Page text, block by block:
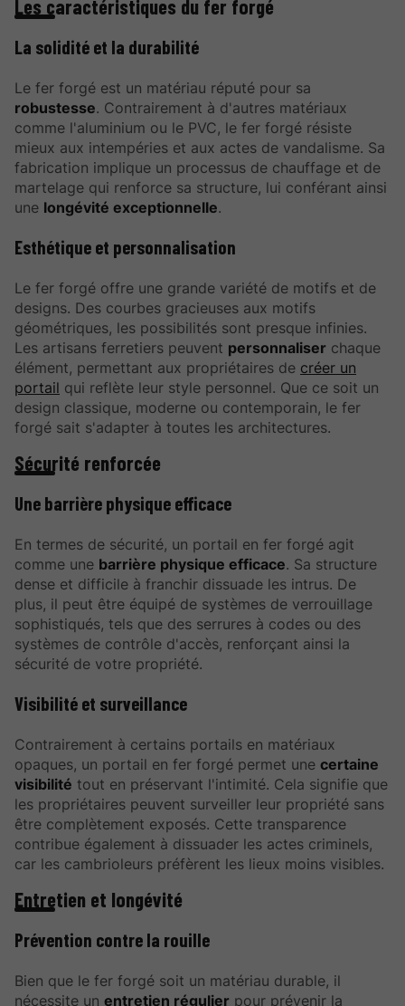
Les caractéristiques du fer forgé
La solidité et la durabilité
Le fer forgé est un matériau réputé pour sa
robustesse. Contrairement à d'autres matériaux
comme l'aluminium ou le PVC, le fer forgé résiste
mieux aux intempéries et aux actes de vandalisme. Sa
fabrication implique un processus de chauffage et de
martelage qui renforce sa structure, lui conférant ainsi
une longévité exceptionnelle.
Esthétique et personnalisation
Le fer forgé offre une grande variété de motifs et de
designs. Des courbes gracieuses aux motifs
géométriques, les possibilités sont presque infinies.
Les artisans ferretiers peuvent personnaliser chaque
élément, permettant aux propriétaires de créer un
portail qui reflète leur style personnel. Que ce soit un
design classique, moderne ou contemporain, le fer
forgé sait s'adapter à toutes les architectures.
Sécurité renforcée
Une barrière physique efficace
En termes de sécurité, un portail en fer forgé agit
comme une barrière physique efficace. Sa structure
dense et difficile à franchir dissuade les intrus. De
plus, il peut être équipé de systèmes de verrouillage
sophistiqués, tels que des serrures à codes ou des
systèmes de contrôle d'accès, renforçant ainsi la
sécurité de votre propriété.
Visibilité et surveillance
Contrairement à certains portails en matériaux
opaques, un portail en fer forgé permet une certaine
visibilité tout en préservant l'intimité. Cela signifie que
les propriétaires peuvent surveiller leur propriété sans
être complètement exposés. Cette transparence
contribue également à dissuader les actes criminels,
car les cambrioleurs préfèrent les lieux moins visibles.
Entretien et longévité
Prévention contre la rouille
Bien que le fer forgé soit un matériau durable, il
nécessite un entretien régulier pour prévenir la